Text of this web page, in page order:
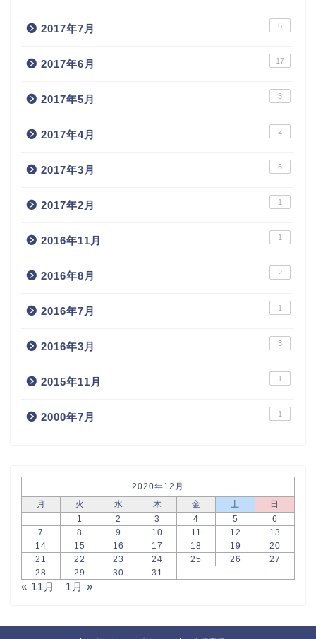
2017年7月 6
2017年6月 17
2017年5月 3
2017年4月 2
2017年3月 6
2017年2月 1
2016年11月 1
2016年8月 2
2016年7月 1
2016年3月 3
2015年11月 1
2000年7月 1
2020年12月
月
火 水 木 金 土
日
1
2 3 4 5
6
7
8 9 10 11 12
13
14
15 16 17 18 19
20
21
22 23 24 25 26
27
28
29 30 31
« 11月 1月 »